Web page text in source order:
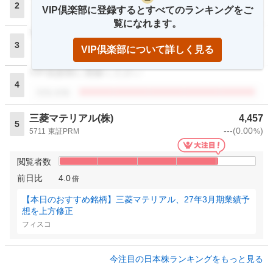
2
閲覧者数
3
4
VIP倶楽部に登録ください
5
三菱マテリアル(株) 4,457
5711 東証PRM ---(0.00%)
閲覧者数
前日比
4.0倍
【本日のおすすめ銘柄】三菱マテリアル、27年3月期業績予
想を上方修正
フィスコ
VIP倶楽部に登録するとすべてのランキングをご
覧になれます。
VIP倶楽部について詳しく見る
今注目の日本株ランキングをもっと見る